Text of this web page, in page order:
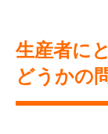
生産者に
どうかの